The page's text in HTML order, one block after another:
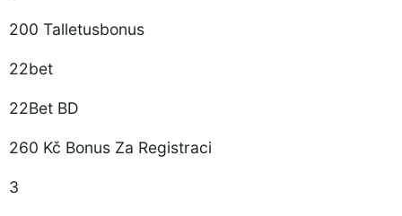
200 Talletusbonus
22bet
22Bet BD
260 Kč Bonus Za Registraci
3